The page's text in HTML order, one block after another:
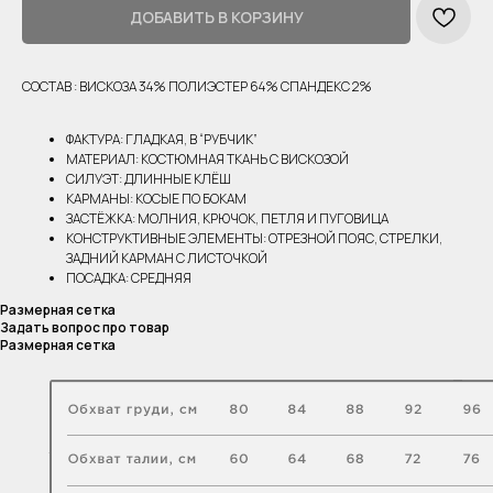
ДОБАВИТЬ В КОРЗИНУ
СОСТАВ : ВИСКОЗА 34% ПОЛИЭСТЕР 64% СПАНДЕКС 2%
ФАКТУРА: ГЛАДКАЯ, В “РУБЧИК”
МАТЕРИАЛ: КОСТЮМНАЯ ТКАНЬ С ВИСКОЗОЙ
СИЛУЭТ: ДЛИННЫЕ КЛЁШ
КАРМАНЫ: КОСЫЕ ПО БОКАМ
ЗАСТЁЖКА: МОЛНИЯ, КРЮЧОК, ПЕТЛЯ И ПУГОВИЦА
КОНСТРУКТИВНЫЕ ЭЛЕМЕНТЫ: ОТРЕЗНОЙ ПОЯС, СТРЕЛКИ,
ЗАДНИЙ КАРМАН С ЛИСТОЧКОЙ
ПОСАДКА: СРЕДНЯЯ
Размерная сетка
Задать вопрос про товар
Размерная сетка